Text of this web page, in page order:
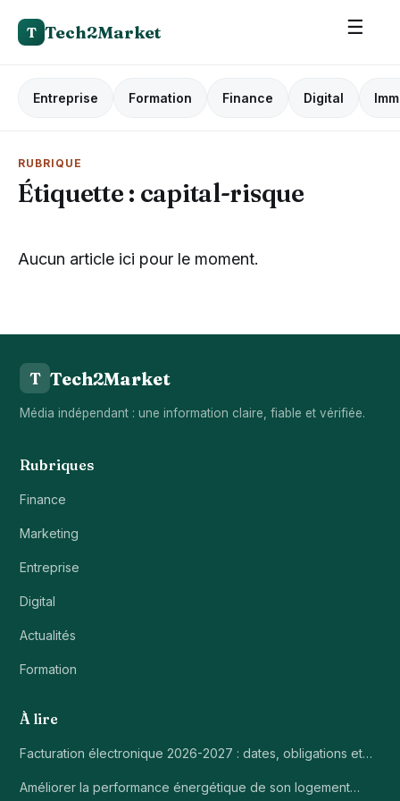
T Tech2Market ☰
Entreprise Formation Finance Digital
RUBRIQUE
Étiquette : capital-risque
Aucun article ici pour le moment.
T Tech2Market
Média indépendant : une information claire, fiable et vérifiée.
Rubriques
Finance
Marketing
Entreprise
Digital
Actualités
Formation
À lire
Facturation électronique 2026-2027 : dates, obligations et…
Améliorer la performance énergétique de son logement…